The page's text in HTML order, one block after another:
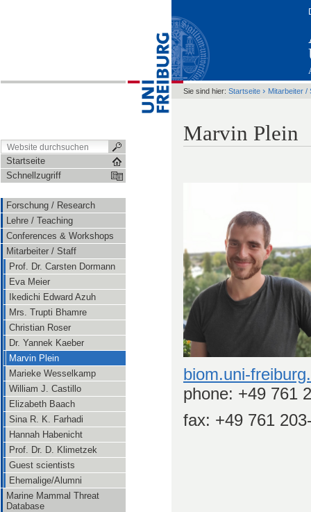
Startseite
Schnellzugriff
Forschung / Research
Lehre / Teaching
Conferences & Workshops
Mitarbeiter / Staff
Prof. Dr. Carsten Dormann
Eva Meier
Ikedichi Edward Azuh
Mrs. Trupti Bhamre
Christian Roser
Dr. Yannek Kaeber
Marvin Plein
Marieke Wesselkamp
William J. Castillo
Elizabeth Baach
Sina R. K. Farhadi
Hannah Habenicht
Prof. Dr. D. Klimetzek
Guest scientists
Ehemalige/Alumni
Marine Mammal Threat
Database
Sie sind hier: Startseite › Mitarbeiter /
Marvin Plein
biom.uni-
phone: +49 761
fax: +49 761